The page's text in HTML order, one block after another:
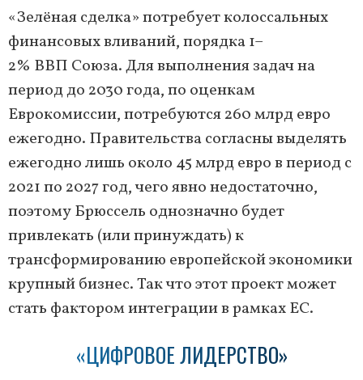
«Зелёная сделка» потребует колоссальных
финансовых вливаний, порядка 1–
2% ВВП Союза. Для выполнения задач на
период до 2030 года, по оценкам
Еврокомиссии, потребуются 260 млрд евро
ежегодно. Правительства согласны выделять
ежегодно лишь около 45 млрд евро в период с
2021 по 2027 год, чего явно недостаточно,
поэтому Брюссель однозначно будет
привлекать (или принуждать) к
трансформированию европейской экономики
крупный бизнес. Так что этот проект может
стать фактором интеграции в рамках ЕС.
«ЦИФРОВОЕ ЛИДЕРСТВО»